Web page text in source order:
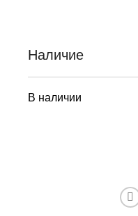
Наличие
В наличии